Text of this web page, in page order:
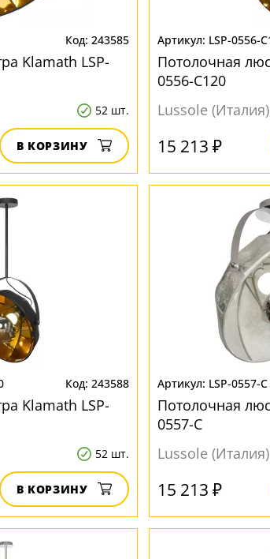
243585
Klamath LSP-
52 шт.
В КОРЗИНУ
LSP-0556-
Потолочная
0556-C120
Lussole (Италия)
15 213 ₽
243588
Klamath LSP-
52 шт.
В КОРЗИНУ
LSP-0557-C
Потолочная
0557-C
Lussole (Италия)
15 213 ₽